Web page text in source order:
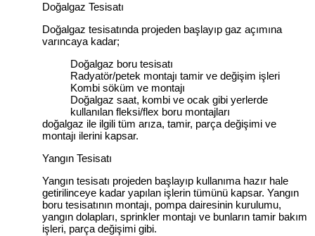
Doğalgaz Tesisatı
Doğalgaz tesisatında projeden başlayıp gaz açımına
varıncaya kadar;
Doğalgaz boru tesisatı
Radyatör/petek montajı tamir ve değişim işleri
Kombi söküm ve montajı
Doğalgaz saat, kombi ve ocak gibi yerlerde
kullanılan fleksi/flex boru montajları
doğalgaz ile ilgili tüm arıza, tamir, parça değişimi ve
montajı ilerini kapsar.
Yangın Tesisatı
Yangın tesisatı projeden başlayıp kullanıma hazır hale
getirilinceye kadar yapılan işlerin tümünü kapsar. Yangın
boru tesisatının montajı, pompa dairesinin kurulumu,
yangın dolapları, sprinkler montajı ve bunların tamir bakım
işleri, parça değişimi gibi.